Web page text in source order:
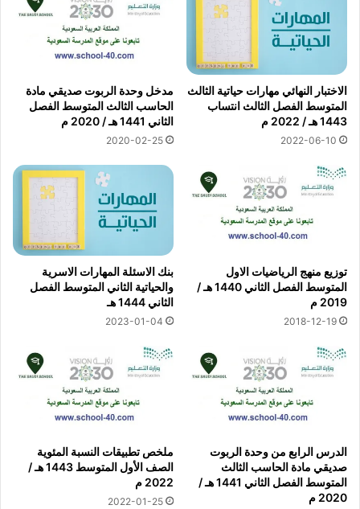
الاختبار النهائي مهارات حياتية الثالث
المتوسط الفصل الثالث انتساب
1443 هـ / 2022 م
2022-06-10
مدخل وحدة الربوت صديقي مادة
الحاسب الثالث المتوسط الفصل
الثاني 1441 هـ / 2020 م
2020-02-25
توزيع منهج الرياضيات الاول
المتوسط الفصل الثاني 1440 هـ /
2019 م
2018-12-19
بنك الاسئلة المهارات الاسرية
والحياتية الثاني المتوسط الفصل
الثاني 1444 هـ
2023-01-04
الدرس الرابع من وحدة الربوت
صديقي مادة الحاسب الثالث
المتوسط الفصل الثاني 1441 هـ /
2020 م
ملخص تطبيقات النسبة المئوية
الصف الأول المتوسط 1443 هـ /
2022 م
2022-01-25